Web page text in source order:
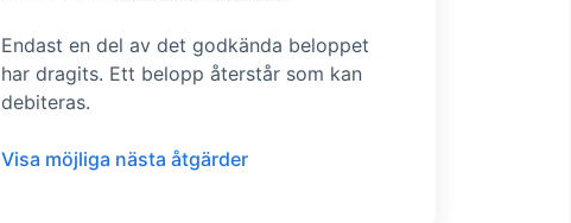
Endast en del av det godkända beloppet
har dragits. Ett belopp återstår som kan
debiteras.
Visa möjliga nästa åtgärder